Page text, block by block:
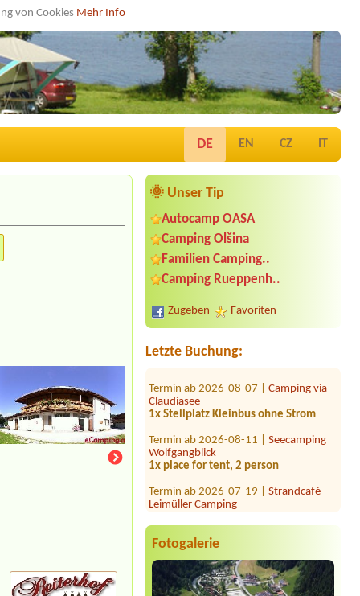
von Cookies Mehr Info
DE EN CZ IT
🌞 Unser Tip
Autocamp OASA
Camping Olšina
Familien Camping..
Camping Rueppenh..
Zugeben Favoriten
Letzte Buchung:
Termin ab 2026-07-28 |Campingplatz
Judenstein
Termin ab 2026-08-07 |
Campingpark Burgstaller
JaJa
Claudiasee
1x Stellplatz Kleinbus ohne Strom
Termin ab 2026-08-11 |Seecamping
Wolfgangblick
1x place for tent, 2 person
Termin ab 2026-07-19 |Strandcafé
Leimüller Camping
1xStellplatz Wohnmobil 2 Erw., 2
Kinder
Termin ab 2026-07-31 |
Berau**** am Wolfgangsee
1 Stellplatz für Auto mit
Kofferaumzelt, wenn möglich mit
Strom 2 Erwachsene + 2 Kinder 11
Fotogalerie